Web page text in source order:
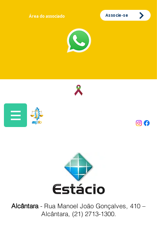
Área do associado Associe-se
Alcântara- Rua Manoel João Gonçalves, 410 –
Alcântara, (21) 2713-1300.